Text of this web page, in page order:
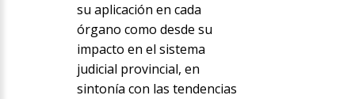
su aplicación en cada
órgano como desde su
impacto en el sistema
judicial provincial, en
sintonía con las tendencias